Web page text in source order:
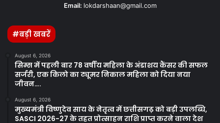
Email: lokdarshaan@gmail.com
#बड़ी खबरें
August 6, 2026
सिम्स में पहली बार 78 वर्षीय महिला के अंडाशय कैंसर की सफल
सर्जरी, एक किलो का ट्यूमर निकाल महिला को दिया नया
जीवन….
August 6, 2026
मुख्यमंत्री विष्णुदेव साय के नेतृत्व में छत्तीसगढ़ को बड़ी उपलब्धि,
SASCI 2026-27 के तहत प्रोत्साहन राशि प्राप्त करने वाला देश